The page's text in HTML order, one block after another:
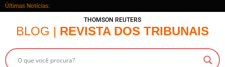
Últimas Notícias:
THOMSON REUTERS
BLOG | REVISTA DOS TRIBUNAIS